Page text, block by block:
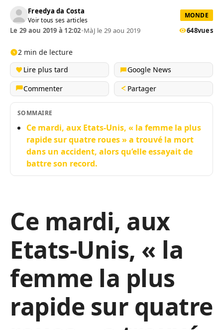
Freedya da Costa
Voir tous ses articles
MONDE
Le 29 aou 2019 à 12:02•MàJ le 29 aou 2019 648vues
2 min de lecture
Lire plus tard
Google News
Commenter
Partager
SOMMAIRE
Ce mardi, aux Etats-Unis, « la femme la plus
rapide sur quatre roues » a trouvé la mort
dans un accident, alors qu’elle essayait de
battre son record.
Ce mardi, aux
Etats-Unis, « la
femme la plus
rapide sur quatre